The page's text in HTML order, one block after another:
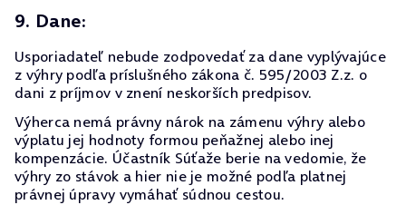
9. Dane:
Usporiadateľ nebude zodpovedať za dane vyplývajúce
z výhry podľa príslušného zákona č. 595/2003 Z.z. o
dani z príjmov v znení neskorších predpisov.
Výherca nemá právny nárok na zámenu výhry alebo
výplatu jej hodnoty formou peňažnej alebo inej
kompenzácie. Účastník Súťaže berie na vedomie, že
výhry zo stávok a hier nie je možné podľa platnej
právnej úpravy vymáhať súdnou cestou.